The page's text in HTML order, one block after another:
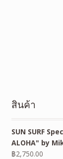
สินค้า
SUN SURF
ALOHA" by
฿2,750.00